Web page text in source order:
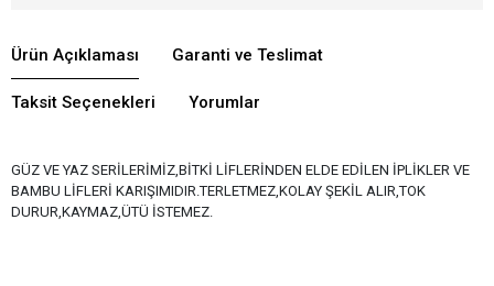
Ürün Açıklaması Garanti ve Teslimat
Taksit Seçenekleri Yorumlar
GÜZ VE YAZ SERİLERİMİZ,BİTKİ LİFLERİNDEN ELDE EDİLEN İPLİKLER VE
BAMBU LİFLERİ KARIŞIMIDIR.TERLETMEZ,KOLAY ŞEKİL ALIR,TOK
DURUR,KAYMAZ,ÜTÜ İSTEMEZ.